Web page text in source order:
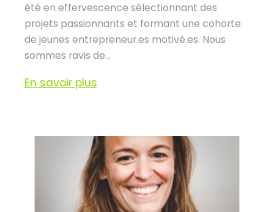
été en effervescence sélectionnant des
projets passionnants et formant une cohorte
de jeunes entrepreneur.es motivé.es. Nous
sommes ravis de...
En savoir plus